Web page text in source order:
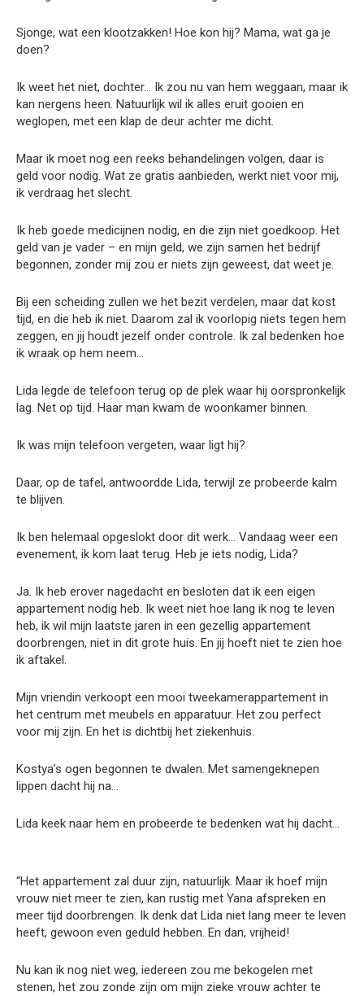
Sjonge, wat een klootzakken! Hoe kon hij? Mama, wat ga je
doen?
Ik weet het niet, dochter… Ik zou nu van hem weggaan, maar ik
kan nergens heen. Natuurlijk wil ik alles eruit gooien en
weglopen, met een klap de deur achter me dicht.
Maar ik moet nog een reeks behandelingen volgen, daar is
geld voor nodig. Wat ze gratis aanbieden, werkt niet voor mij,
ik verdraag het slecht.
Ik heb goede medicijnen nodig, en die zijn niet goedkoop. Het
geld van je vader – en mijn geld, we zijn samen het bedrijf
begonnen, zonder mij zou er niets zijn geweest, dat weet je.
Bij een scheiding zullen we het bezit verdelen, maar dat kost
tijd, en die heb ik niet. Daarom zal ik voorlopig niets tegen hem
zeggen, en jij houdt jezelf onder controle. Ik zal bedenken hoe
ik wraak op hem neem…
Lida legde de telefoon terug op de plek waar hij oorspronkelijk
lag. Net op tijd. Haar man kwam de woonkamer binnen.
Ik was mijn telefoon vergeten, waar ligt hij?
Daar, op de tafel, antwoordde Lida, terwijl ze probeerde kalm
te blijven.
Ik ben helemaal opgeslokt door dit werk… Vandaag weer een
evenement, ik kom laat terug. Heb je iets nodig, Lida?
Ja. Ik heb erover nagedacht en besloten dat ik een eigen
appartement nodig heb. Ik weet niet hoe lang ik nog te leven
heb, ik wil mijn laatste jaren in een gezellig appartement
doorbrengen, niet in dit grote huis. En jij hoeft niet te zien hoe
ik aftakel.
Mijn vriendin verkoopt een mooi tweekamerappartement in
het centrum met meubels en apparatuur. Het zou perfect
voor mij zijn. En het is dichtbij het ziekenhuis.
Kostya’s ogen begonnen te dwalen. Met samengeknepen
lippen dacht hij na…
Lida keek naar hem en probeerde te bedenken wat hij dacht…
“Het appartement zal duur zijn, natuurlijk. Maar ik hoef mijn
vrouw niet meer te zien, kan rustig met Yana afspreken en
meer tijd doorbrengen. Ik denk dat Lida niet lang meer te leven
heeft, gewoon even geduld hebben. En dan, vrijheid!
Nu kan ik nog niet weg, iedereen zou me bekogelen met
stenen, het zou zonde zijn om mijn zieke vrouw achter te